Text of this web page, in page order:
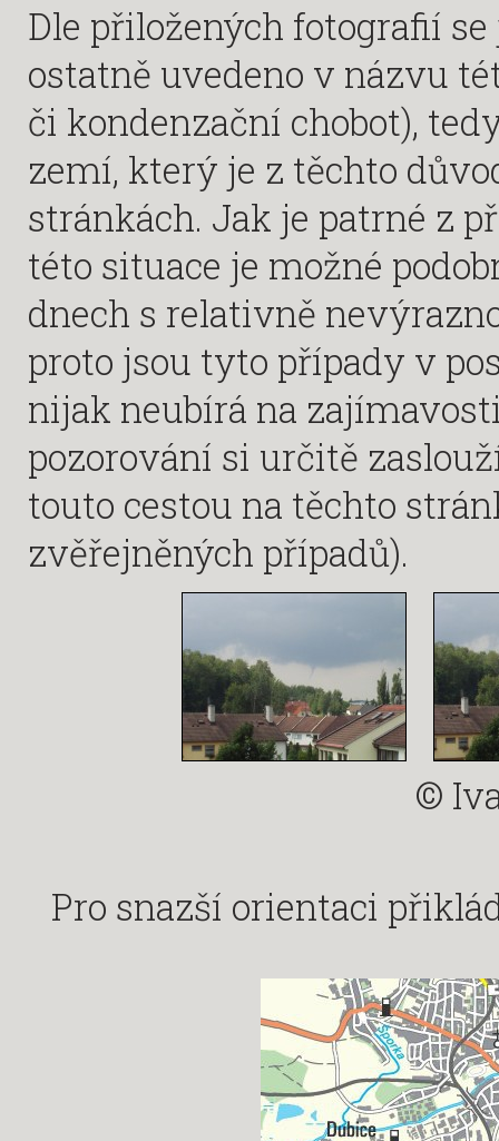
Dle přiložených fotografií
ostatně uvedeno v názvu
či kondenzační chobot),
zemí, který je z těchto
stránkách. Jak je patrné z
této situace je možné
dnech s relativně
proto jsou tyto případy v
nijak neubírá na
pozorování si určitě
touto cestou na těchto
zvěřejněných případů).
©
Pro snazší orientaci